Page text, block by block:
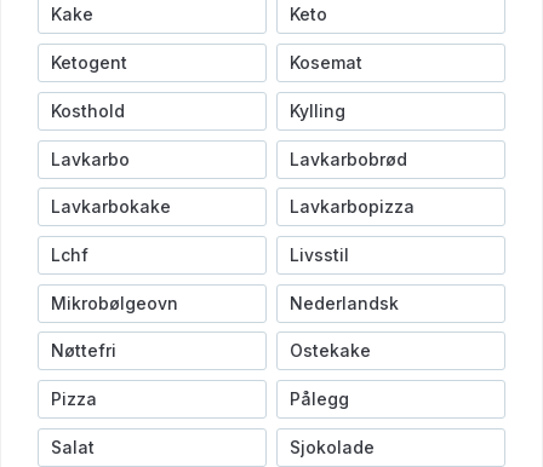
Kake Keto
Ketogent Kosemat
Kosthold Kylling
Lavkarbo Lavkarbobrød
Lavkarbokake Lavkarbopizza
Lchf Livsstil
Mikrobølgeovn Nederlandsk
Nøttefri Ostekake
Pizza Pålegg
Salat Sjokolade